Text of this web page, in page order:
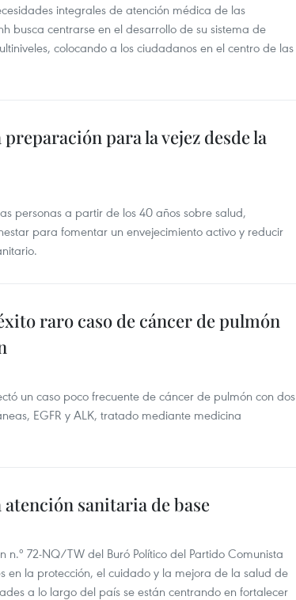
integrales de atención médica de las
busca centrarse en el desarrollo de su sistema de
colocando a los ciudadanos en el centro de las
para la vejez desde la
personas a partir de los 40 años sobre salud,
para fomentar un envejecimiento activo y reducir
raro caso de cáncer de pulmón
un caso poco frecuente de cáncer de pulmón con dos
EGFR y ALK, tratado mediante medicina
sanitaria de base
n.º 72-NQ/TW del Buró Político del Partido Comunista
en la protección, el cuidado y la mejora de la salud de
a lo largo del país se están centrando en fortalecer